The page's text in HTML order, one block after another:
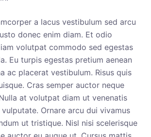
a lacus vestibulum sed arcu
donec enim diam. Et odio
volutpat commodo sed egestas
Eu turpis egestas pretium aenean
ac placerat vestibulum. Risus quis
Cras semper auctor neque
at volutpat diam ut venenatis
Ornare arcu dui vivamus
ut tristique. Nisl nisi scelerisque